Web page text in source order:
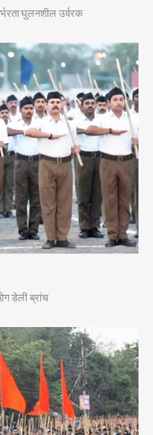
घुलनशील उर्वरक
डेली ब्रांच